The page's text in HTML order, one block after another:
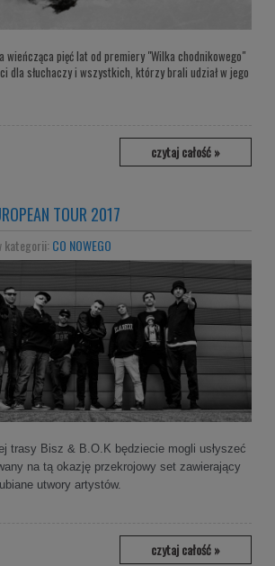
wieńcząca pięć lat od premiery "Wilka chodnikowego"
dla słuchaczy i wszystkich, którzy brali udział w jego
czytaj całość »
TOUR 2017
kategorii: CO NOWEGO
trasy Bisz & B.O.K będziecie mogli usłyszeć
na tą okazję przekrojowy set zawierający
utwory artystów.
czytaj całość »